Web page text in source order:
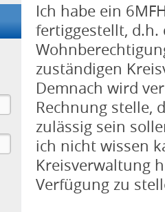
Ich habe ein
fertiggestellt,
zuständigen
Demnach wird
Rechnung stelle,
zulässig sein
ich nicht wissen
Kreisverwaltung
Verfügung zu